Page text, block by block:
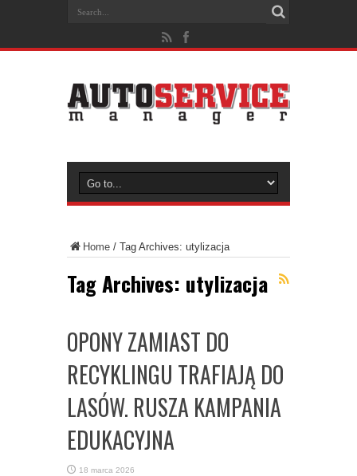
Home / Tag Archives: utylizacja
Tag Archives: utylizacja
OPONY ZAMIAST DO
RECYKLINGU TRAFIAJĄ DO
LASÓW. RUSZA KAMPANIA
EDUKACYJNA
18 marca 2026